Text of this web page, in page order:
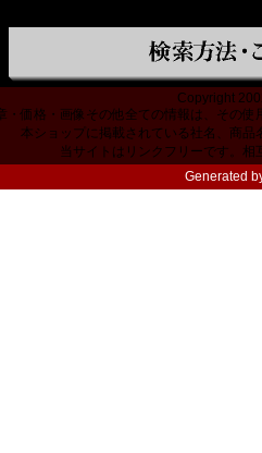
Copyright
・価格・画像その他全ての情報は、その
本ショップに掲載されている社名、商
当サイトはリンクフリーです。相
Generated